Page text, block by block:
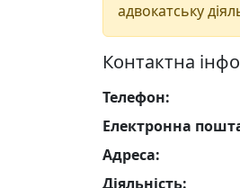
адвокатську
Контактна
Телефон:
Електронна
Адреса:
Діяльність: